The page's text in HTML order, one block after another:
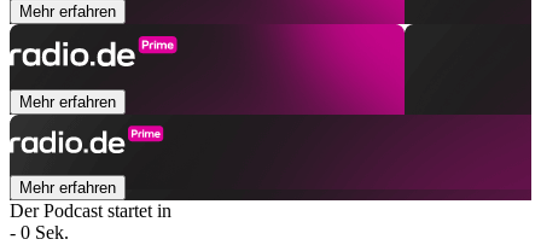
Mehr erfahren
Mehr erfahren
Mehr erfahren
Der Podcast startet in
- 0 Sek.